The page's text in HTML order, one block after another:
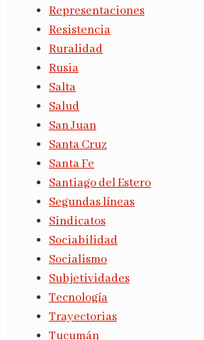
Representaciones
Resistencia
Ruralidad
Rusia
Salta
Salud
San Juan
Santa Cruz
Santa Fe
Santiago del Estero
Segundas líneas
Sindicatos
Sociabilidad
Socialismo
Subjetividades
Tecnología
Trayectorias
Tucumán